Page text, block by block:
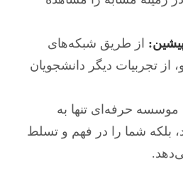
از طریق شبکه‌های
از تجربیات دیگر دانشجویان
موسسه حرفه‌ای تنها به
بلکه شما را در فهم و تسلط